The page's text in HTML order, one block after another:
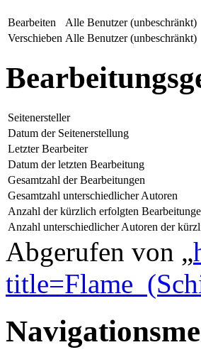
Bearbeiten
Alle Benutzer (unbeschränkt)
Verschieben Alle Benutzer (unbeschränkt)
Seitenersteller
Datum der Seitenerstellung
Letzter Bearbeiter
Datum der letzten Bearbeitung
Gesamtzahl der Bearbeitungen
Gesamtzahl unterschiedlicher Autoren
Anzahl der kürzlich erfolgten
Anzahl unterschiedlicher Autoren der
Abgerufen von „